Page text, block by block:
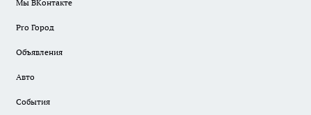
Мы ВКонтакте
Pro Город
Объявления
Авто
События